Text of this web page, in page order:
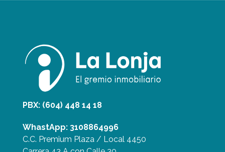
PBX: (604) 448 14 18
WhastApp: 3108864996
C.C. Premium Plaza / Local 4450